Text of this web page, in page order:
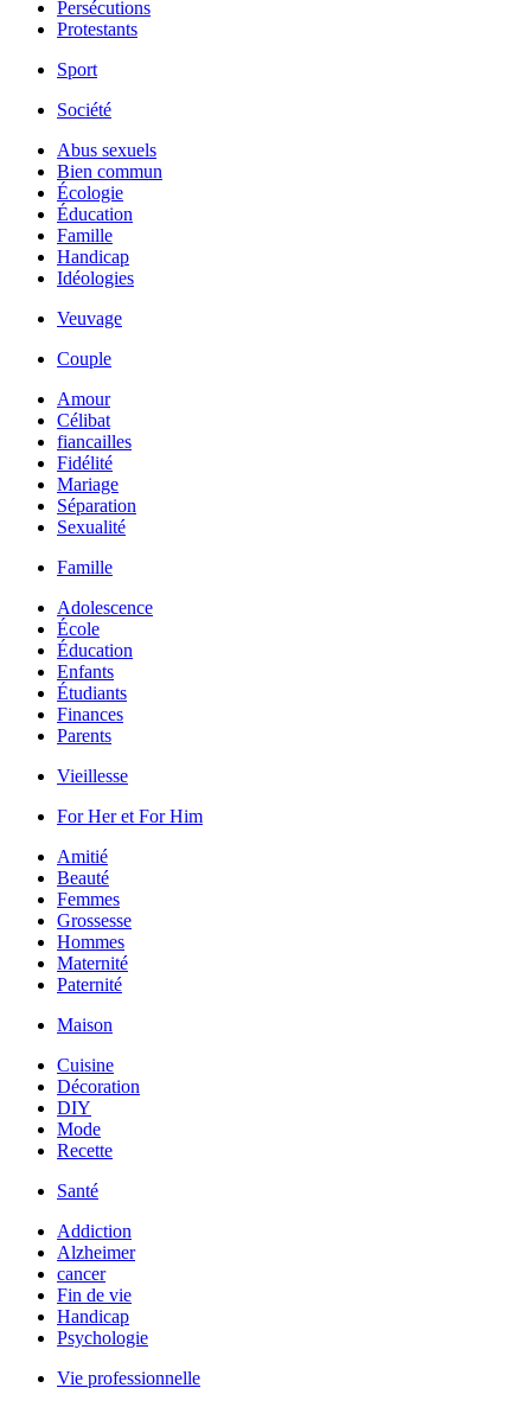
Persécutions
Protestants
Sport
Société
Abus sexuels
Bien commun
Écologie
Éducation
Famille
Handicap
Idéologies
Veuvage
Couple
Amour
Célibat
fiancailles
Fidélité
Mariage
Séparation
Sexualité
Famille
Adolescence
École
Éducation
Enfants
Étudiants
Finances
Parents
Vieillesse
For Her et For Him
Amitié
Beauté
Femmes
Grossesse
Hommes
Maternité
Paternité
Maison
Cuisine
Décoration
DIY
Mode
Recette
Santé
Addiction
Alzheimer
cancer
Fin de vie
Handicap
Psychologie
Vie professionnelle